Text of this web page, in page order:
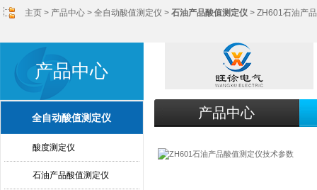
主页 > 产品中心 > 全自动酸值测定仪 > 石油产品酸值测定仪 > ZH601石油产
产品中心
全自动酸值测定仪
酸度测定仪
石油产品酸值测定仪
产品中心